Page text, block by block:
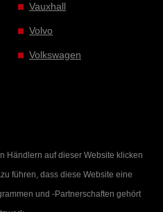
Vauxhall
Volvo
Volkswagen
Händlern auf dieser Website klicken
führen, dass diese Website eine
und -Partnerschaften gehört